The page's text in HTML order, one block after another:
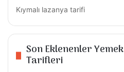
Kıymalı lazanya tarifi
Son Eklenenler Yemek
Tarifleri